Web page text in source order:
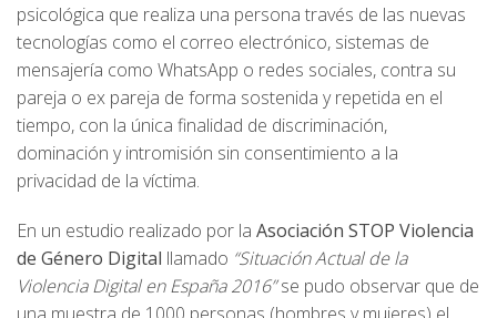
psicológica que realiza una persona través de las nuevas
tecnologías como el correo electrónico, sistemas de
mensajería como WhatsApp o redes sociales, contra su
pareja o ex pareja de forma sostenida y repetida en el
tiempo, con la única finalidad de discriminación,
dominación y intromisión sin consentimiento a la
privacidad de la víctima.
En un estudio realizado por la Asociación STOP Violencia
de Género Digital llamado “Situación Actual de la
Violencia Digital en España 2016”se pudo observar que de